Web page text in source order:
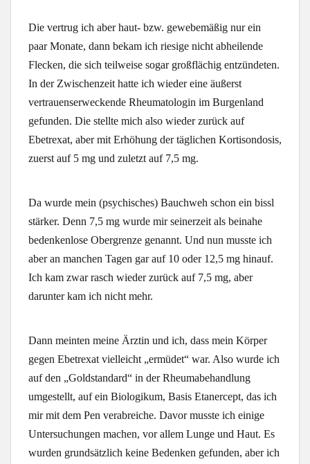
Die vertrug ich aber haut- bzw. gewebemäßig nur ein
paar Monate, dann bekam ich riesige nicht abheilende
Flecken, die sich teilweise sogar großflächig entzündeten.
In der Zwischenzeit hatte ich wieder eine äußerst
vertrauenserweckende Rheumatologin im Burgenland
gefunden. Die stellte mich also wieder zurück auf
Ebetrexat, aber mit Erhöhung der täglichen Kortisondosis,
zuerst auf 5 mg und zuletzt auf 7,5 mg.
Da wurde mein (psychisches) Bauchweh schon ein bissl
stärker. Denn 7,5 mg wurde mir seinerzeit als beinahe
bedenkenlose Obergrenze genannt. Und nun musste ich
aber an manchen Tagen gar auf 10 oder 12,5 mg hinauf.
Ich kam zwar rasch wieder zurück auf 7,5 mg, aber
darunter kam ich nicht mehr.
Dann meinten meine Ärztin und ich, dass mein Körper
gegen Ebetrexat vielleicht „ermüdet“ war. Also wurde ich
auf den „Goldstandard“ in der Rheumabehandlung
umgestellt, auf ein Biologikum, Basis Etanercept, das ich
mir mit dem Pen verabreiche. Davor musste ich einige
Untersuchungen machen, vor allem Lunge und Haut. Es
wurden grundsätzlich keine Bedenken gefunden, aber ich